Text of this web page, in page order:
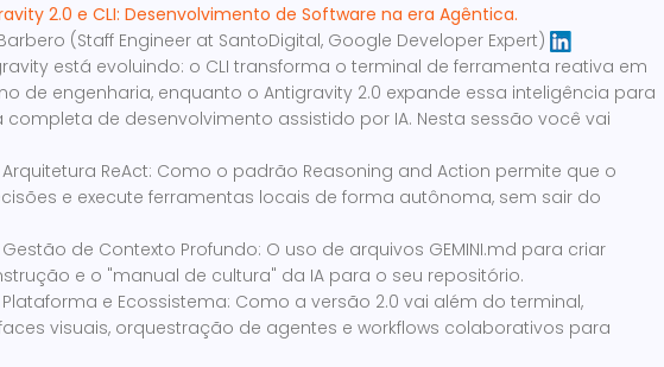
2.0 e CLI: Desenvolvimento de Software na era Agêntica.
(Staff Engineer at SantoDigital, Google Developer Expert)
está evoluindo: o CLI transforma o terminal de ferramenta reativa em
de engenharia, enquanto o Antigravity 2.0 expande essa inteligência para
de desenvolvimento assistido por IA. Nesta sessão você vai
ReAct: Como o padrão Reasoning and Action permite que o
e execute ferramentas locais de forma autônoma, sem sair do
de Contexto Profundo: O uso de arquivos GEMINI.md para criar
e o "manual de cultura" da IA para o seu repositório.
e Ecossistema: Como a versão 2.0 vai além do terminal,
visuais, orquestração de agentes e workflows colaborativos para